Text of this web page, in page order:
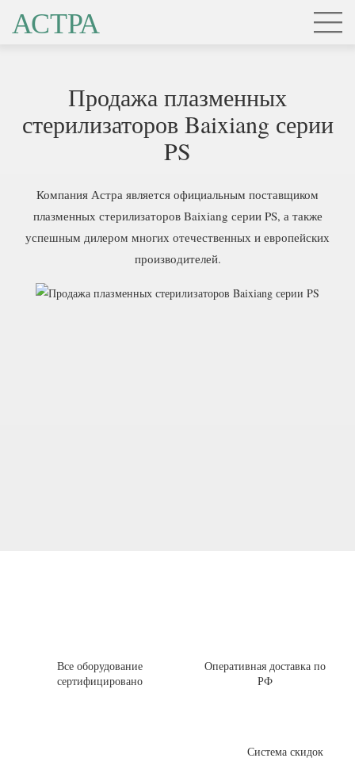
АСТРА
Продажа плазменных
стерилизаторов Baixiang серии
PS
Компания Астра является официальным поставщиком
плазменных стерилизаторов Baixiang серии PS, а также
успешным дилером многих отечественных и европейских
производителей.
Все оборудование
сертифицировано
Оперативная доставка по
РФ
Система скидок